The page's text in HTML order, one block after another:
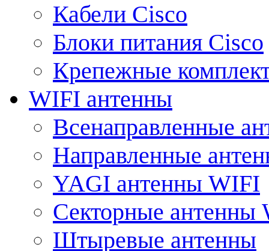
Кабели Cisco
Блоки питания Cisco
Крепежные
WIFI антенны
Всенаправленные
Направленные
YAGI антенны WIFI
Секторные антенны
Штыревые антенны